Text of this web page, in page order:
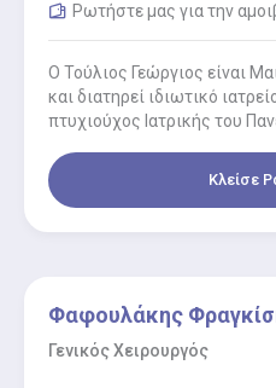
Ρωτήστε μας για την
Ο Τούλιος Γεώργιος είναι
και διατηρεί ιδιωτικό
πτυχιούχος Ιατρικής του
του…
Κλείσε
Φαφουλάκης
Γενικός Χειρουργός